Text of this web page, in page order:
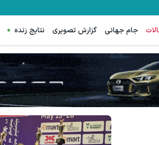
جام جهانی گزارش تصویری نتایج زنده
ترید EURUSD با اسپرد از صفر پیپ
ثبت نام